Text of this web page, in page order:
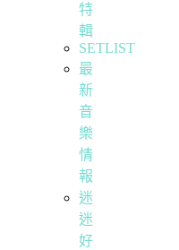
特
輯
SETLIST
最
新
音
樂
情
報
迷
迷
好